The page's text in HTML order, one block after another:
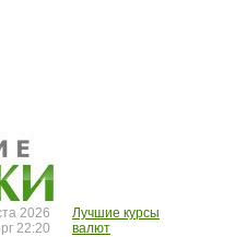
2026
22:20
Лучшие курсы
валют